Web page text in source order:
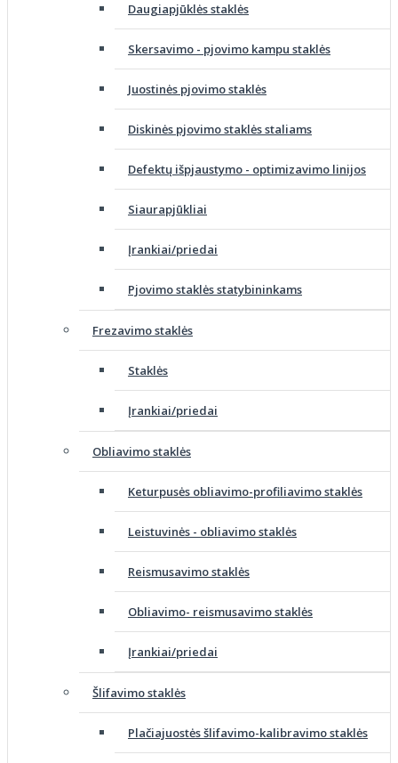
Daugiapjūklės staklės
Skersavimo - pjovimo kampu staklės
Juostinės pjovimo staklės
Diskinės pjovimo staklės staliams
Defektų išpjaustymo - optimizavimo linijos
Siaurapjūkliai
Įrankiai/priedai
Pjovimo staklės statybininkams
Frezavimo staklės
Staklės
Įrankiai/priedai
Obliavimo staklės
Keturpusės obliavimo-profiliavimo staklės
Leistuvinės - obliavimo staklės
Reismusavimo staklės
Obliavimo- reismusavimo staklės
Įrankiai/priedai
Šlifavimo staklės
Plačiajuostės šlifavimo-kalibravimo staklės